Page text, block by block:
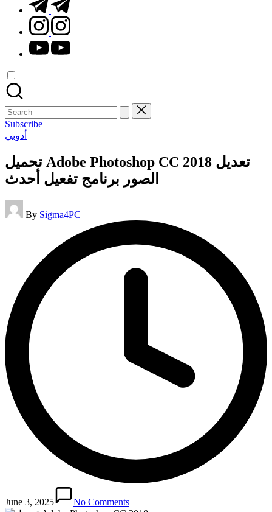
instagram.com
youtube.com
Search
for:
Subscribe
Posted
أدوبي
تحميل Adobe Photoshop CC 2018 تعديل
الصور برنامج تفعيل أحدث
Posted
by
By Sigma4PC
June 3, 2025 No Comments